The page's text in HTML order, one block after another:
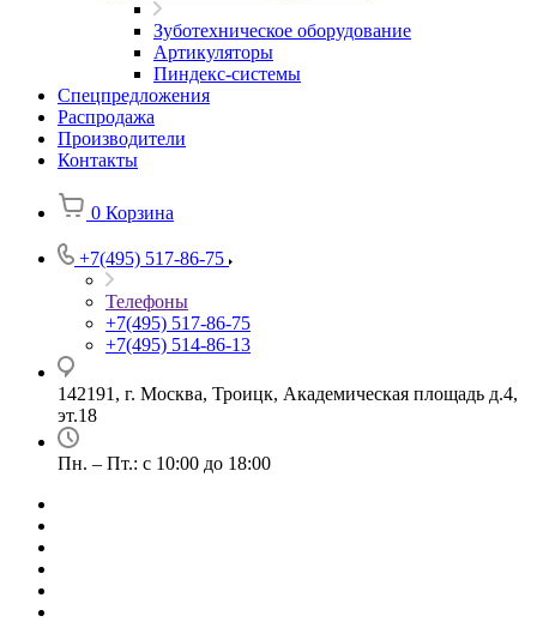
Зуботехническое оборудование
Артикуляторы
Пиндекс-системы
Спецпредложения
Распродажа
Производители
Контакты
0 Корзина
+7(495) 517-86-75
Телефоны
+7(495) 517-86-75
+7(495) 514-86-13
142191, г. Москва, Троицк, Академическая площадь д.4,
эт.18
Пн. – Пт.: с 10:00 до 18:00